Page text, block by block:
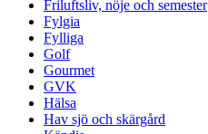
Friluftsliv, nöje och semester
Fylgia
Fylliga
Golf
Gourmet
GVK
Hälsa
Hav sjö och skärgård